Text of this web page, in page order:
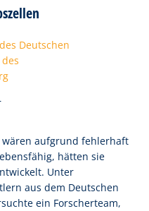
Deutschen
wären aufgrund fehlerhaft
hätten sie
Unter
aus dem Deutschen
ein Forscherteam,